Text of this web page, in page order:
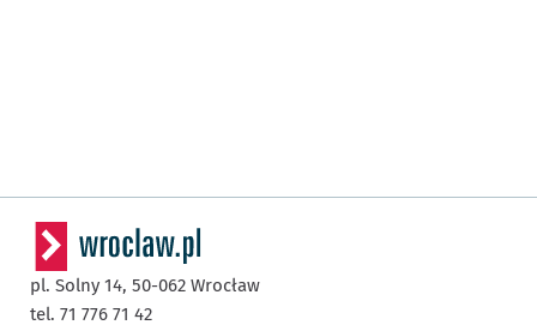
pl. Solny 14, 50-062 Wrocław
tel. 71 776 71 42